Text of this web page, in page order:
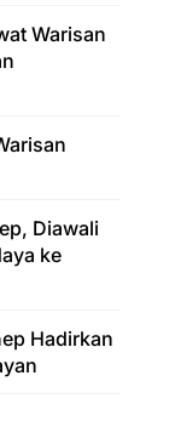
Warisan
Diawali
ke
Hadirkan